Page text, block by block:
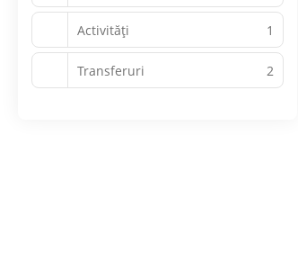
Activităţi 1
Transferuri 2